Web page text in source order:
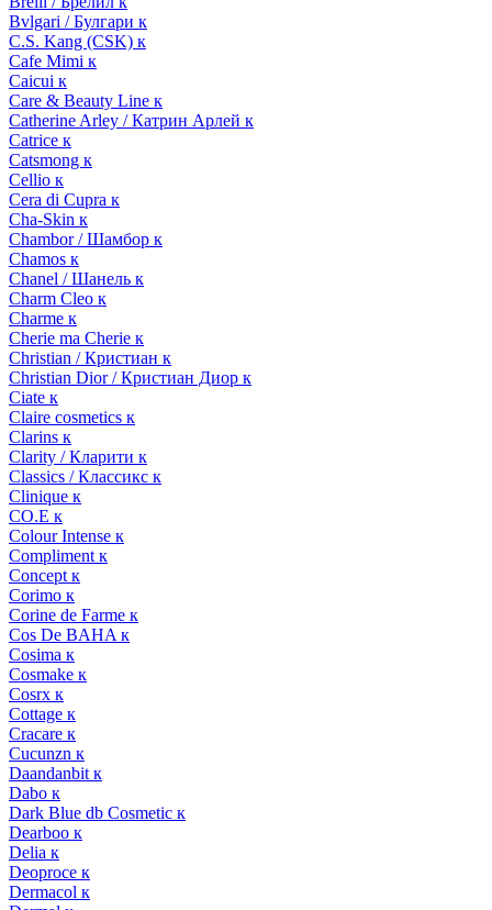
Bvlgari / Булгари к
C.S. Kang (CSK) к
Cafe Mimi к
Caicui к
Care & Beauty Line к
Catherine Arley / Катрин Арлей к
Catrice к
Catsmong к
Cellio к
Cera di Cupra к
Cha-Skin к
Chambor / Шамбор к
Chamos к
Chanel / Шанель к
Charm Cleo к
Charme к
Cherie ma Cherie к
Christian / Кристиан к
Christian Dior / Кристиан Диор к
Ciate к
Claire cosmetics к
Clarins к
Clarity / Кларити к
Classics / Классикс к
Clinique к
CO.E к
Colour Intense к
Compliment к
Concept к
Corimo к
Corine de Farme к
Cos De BAHA к
Cosima к
Cosmake к
Cosrx к
Cottage к
Cracare к
Cucunzn к
Daandanbit к
Dabo к
Dark Blue db Cosmetic к
Dearboo к
Delia к
Deoproce к
Dermacol к